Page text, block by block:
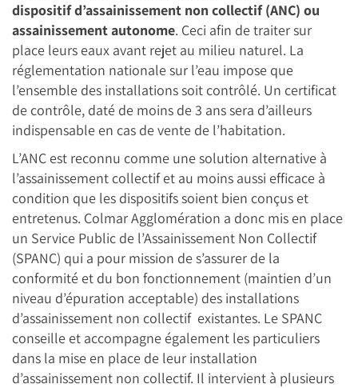
dispositif d’assainissement non collectif (ANC) ou
assainissement autonome. Ceci afin de traiter sur
place leurs eaux avant rejet au milieu naturel. La
réglementation nationale sur l’eau impose que
l’ensemble des installations soit contrôlé. Un certificat
de contrôle, daté de moins de 3 ans sera d’ailleurs
indispensable en cas de vente de l’habitation.
L’ANC est reconnu comme une solution alternative à
l’assainissement collectif et au moins aussi efficace à
condition que les dispositifs soient bien conçus et
entretenus. Colmar Agglomération a donc mis en place
un Service Public de l’Assainissement Non Collectif
(SPANC) qui a pour mission de s’assurer de la
conformité et du bon fonctionnement (maintien d’un
niveau d’épuration acceptable) des installations
d’assainissement non collectif existantes. Le SPANC
conseille et accompagne également les particuliers
dans la mise en place de leur installation
d’assainissement non collectif. Il intervient à plusieurs